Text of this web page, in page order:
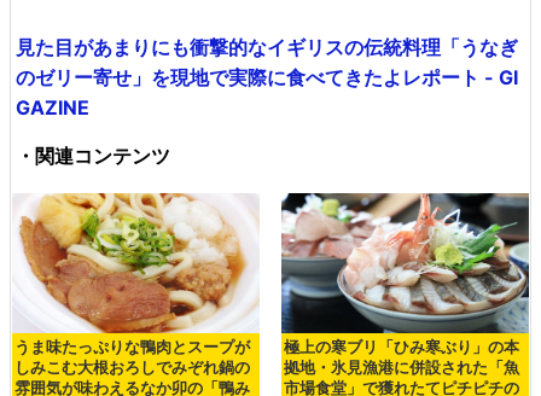
見た目があまりにも衝撃的なイギリスの伝統料理「うなぎ
のゼリー寄せ」を現地で実際に食べてきたよレポート - GI
GAZINE
・関連コンテンツ
うま味たっぷりな鴨肉とスープが
しみこむ大根おろしでみぞれ鍋の
雰囲気が味わえるなか卯の「鴨み
極上の寒ブリ「ひみ寒ぶり」の本
拠地・氷見漁港に併設された「魚
市場食堂」で獲れたてピチピチの